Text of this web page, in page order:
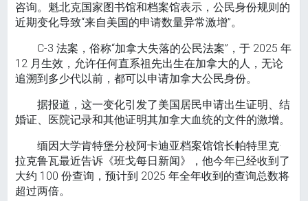
咨询。魁北克国家图书馆和档案馆表示，公民身份规则的
近期变化导致“来自美国的申请数量异常激增”。
C-3 法案，俗称“加拿大失落的公民法案”，于 2025 年
12 月生效，允许任何直系祖先出生在加拿大的人，无论
追溯到多少代以前，都可以申请加拿大公民身份。
据报道，这一变化引发了美国居民申请出生证明、结
婚证、医院记录和其他证明其加拿大血统的文件的激增。
缅因大学肯特堡分校阿卡迪亚档案馆馆长帕特里克·
拉克鲁瓦最近告诉《班戈每日新闻》，他今年已经收到了
大约 100 份查询，预计到 2025 年全年收到的查询总数将
超过两倍。